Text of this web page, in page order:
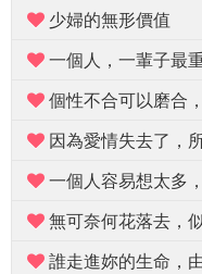
少婦的無形價值
一個人，一輩子最
個性不合可以磨合
因為愛情失去了，
一個人容易想太多
無可奈何花落去，
誰走進妳的生命，